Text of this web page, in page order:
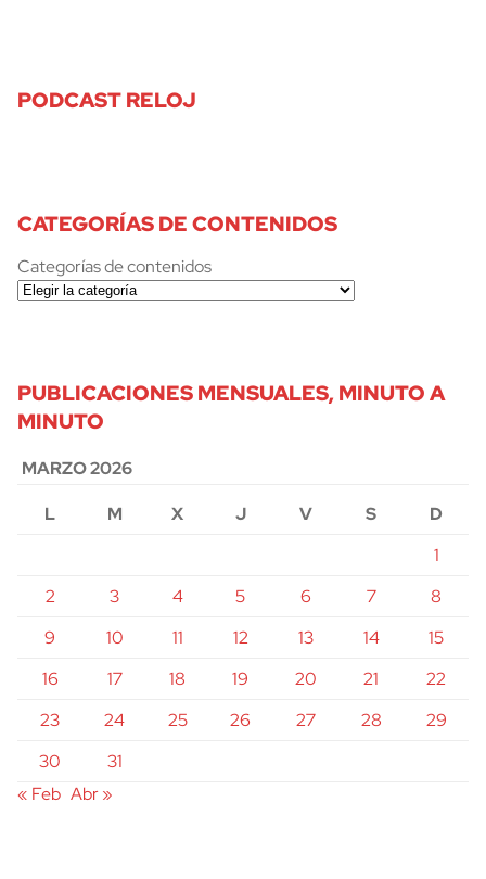
PODCAST RELOJ
CATEGORÍAS DE CONTENIDOS
Categorías de contenidos
PUBLICACIONES MENSUALES, MINUTO A
MINUTO
MARZO 2026
L
M X J V S
D
1
2
3 4 5 6 7
8
9
10 11 12 13 14
15
16
17 18 19 20 21
22
23
24 25 26 27 28
29
30
31
« Feb Abr »